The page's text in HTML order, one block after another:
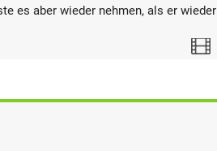
es aber wieder nehmen, als er wieder